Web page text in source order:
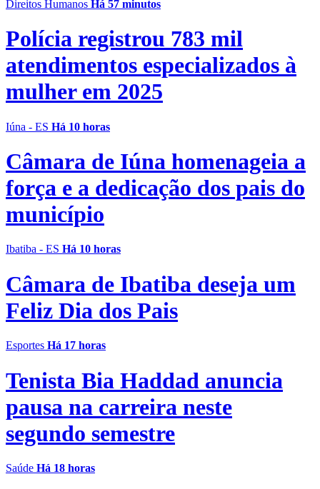
Direitos Humanos Há 57 minutos
Polícia registrou 783 mil
atendimentos especializados à
mulher em 2025
Iúna - ES Há 10 horas
Câmara de Iúna homenageia a
força e a dedicação dos pais do
município
Ibatiba - ES Há 10 horas
Câmara de Ibatiba deseja um
Feliz Dia dos Pais
Esportes Há 17 horas
Tenista Bia Haddad anuncia
pausa na carreira neste
segundo semestre
Saúde Há 18 horas